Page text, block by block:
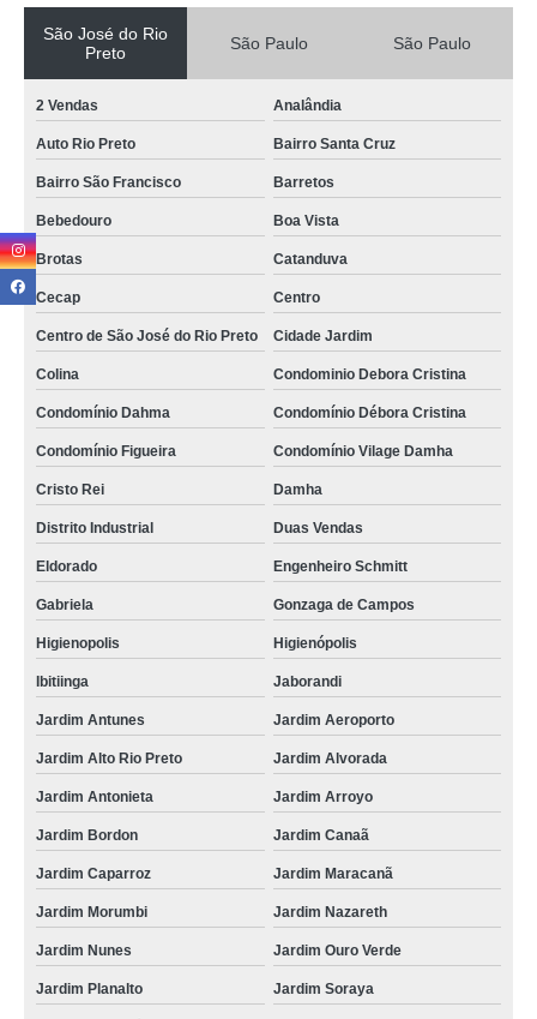
São José do Rio
Preto
São Paulo São Paulo
2 Vendas Analândia
Auto Rio Preto Bairro Santa Cruz
Bairro São Francisco Barretos
Bebedouro Boa Vista
Brotas Catanduva
Cecap Centro
Centro de São José do Rio Preto Cidade Jardim
Colina Condominio Debora Cristina
Condomínio Dahma Condomínio Débora Cristina
Condomínio Figueira Condomínio Vilage Damha
Cristo Rei Damha
Distrito Industrial Duas Vendas
Eldorado Engenheiro Schmitt
Gabriela Gonzaga de Campos
Higienopolis Higienópolis
Ibitiinga Jaborandi
Jardim Antunes Jardim Aeroporto
Jardim Alto Rio Preto Jardim Alvorada
Jardim Antonieta Jardim Arroyo
Jardim Bordon Jardim Canaã
Jardim Caparroz Jardim Maracanã
Jardim Morumbi Jardim Nazareth
Jardim Nunes Jardim Ouro Verde
Jardim Planalto Jardim Soraya